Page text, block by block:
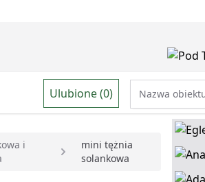
Ulubione (0)
i
mini tężnia
solankowa